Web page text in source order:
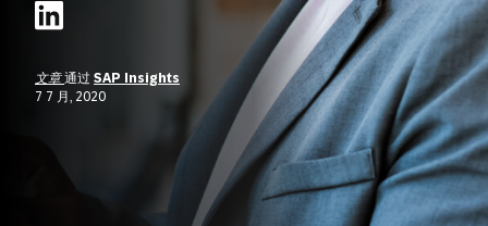
文章通过 SAP Insights
7 7 月, 2020